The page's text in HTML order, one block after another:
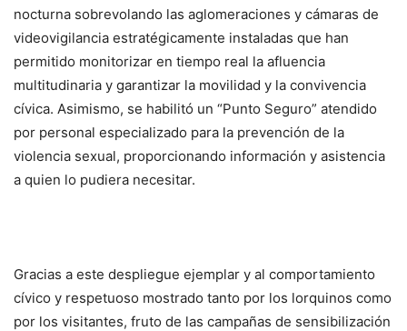
nocturna sobrevolando las aglomeraciones y cámaras de
videovigilancia estratégicamente instaladas que han
permitido monitorizar en tiempo real la afluencia
multitudinaria y garantizar la movilidad y la convivencia
cívica. Asimismo, se habilitó un “Punto Seguro” atendido
por personal especializado para la prevención de la
violencia sexual, proporcionando información y asistencia
a quien lo pudiera necesitar.
Gracias a este despliegue ejemplar y al comportamiento
cívico y respetuoso mostrado tanto por los lorquinos como
por los visitantes, fruto de las campañas de sensibilización